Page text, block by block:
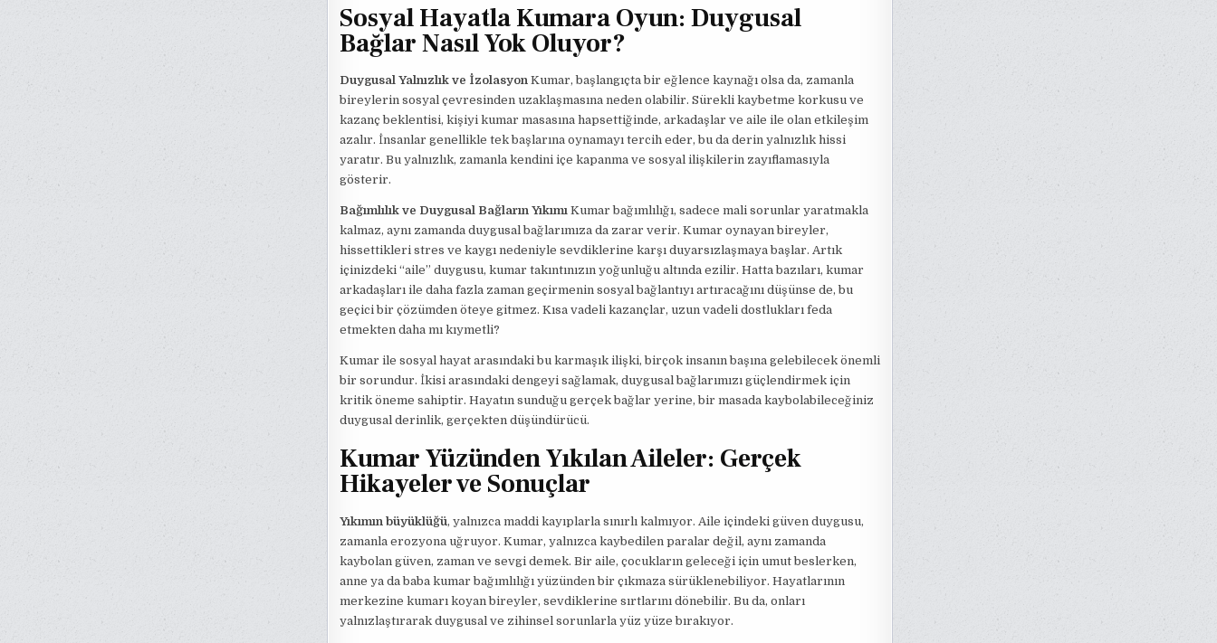
Sosyal Hayatla Kumara Oyun: Duygusal
Bağlar Nasıl Yok Oluyor?
Duygusal Yalnızlık ve İzolasyonKumar, başlangıçta bir eğlence kaynağı olsa da, zamanla
bireylerin sosyal çevresinden uzaklaşmasına neden olabilir. Sürekli kaybetme korkusu ve
kazanç beklentisi, kişiyi kumar masasına hapsettiğinde, arkadaşlar ve aile ile olan etkileşim
azalır. İnsanlar genellikle tek başlarına oynamayı tercih eder, bu da derin yalnızlık hissi
yaratır. Bu yalnızlık, zamanla kendini içe kapanma ve sosyal ilişkilerin zayıflamasıyla
gösterir.
Bağımlılık ve Duygusal Bağların YıkımıKumar bağımlılığı, sadece mali sorunlar yaratmakla
kalmaz, aynı zamanda duygusal bağlarımıza da zarar verir. Kumar oynayan bireyler,
hissettikleri stres ve kaygı nedeniyle sevdiklerine karşı duyarsızlaşmaya başlar. Artık
içinizdeki “aile” duygusu, kumar takıntınızın yoğunluğu altında ezilir. Hatta bazıları, kumar
arkadaşları ile daha fazla zaman geçirmenin sosyal bağlantıyı artıracağını düşünse de, bu
geçici bir çözümden öteye gitmez. Kısa vadeli kazançlar, uzun vadeli dostlukları feda
etmekten daha mı kıymetli?
Kumar ile sosyal hayat arasındaki bu karmaşık ilişki, birçok insanın başına gelebilecek önemli
bir sorundur. İkisi arasındaki dengeyi sağlamak, duygusal bağlarımızı güçlendirmek için
kritik öneme sahiptir. Hayatın sunduğu gerçek bağlar yerine, bir masada kaybolabileceğiniz
duygusal derinlik, gerçekten düşündürücü.
Kumar Yüzünden Yıkılan Aileler: Gerçek
Hikayeler ve Sonuçlar
Yıkımın büyüklüğü, yalnızca maddi kayıplarla sınırlı kalmıyor. Aile içindeki güven duygusu,
zamanla erozyona uğruyor. Kumar, yalnızca kaybedilen paralar değil, aynı zamanda
kaybolan güven, zaman ve sevgi demek. Bir aile, çocukların geleceği için umut beslerken,
anne ya da baba kumar bağımlılığı yüzünden bir çıkmaza sürüklenebiliyor. Hayatlarının
merkezine kumarı koyan bireyler, sevdiklerine sırtlarını dönebilir. Bu da, onları
yalnızlaştırarak duygusal ve zihinsel sorunlarla yüz yüze bırakıyor.